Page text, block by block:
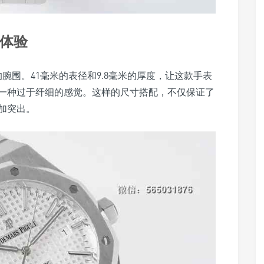
验
围。41毫米的表径和9.8毫米的厚度，让这款手表
种过于纤细的感觉。这样的尺寸搭配，不仅保证了
出。